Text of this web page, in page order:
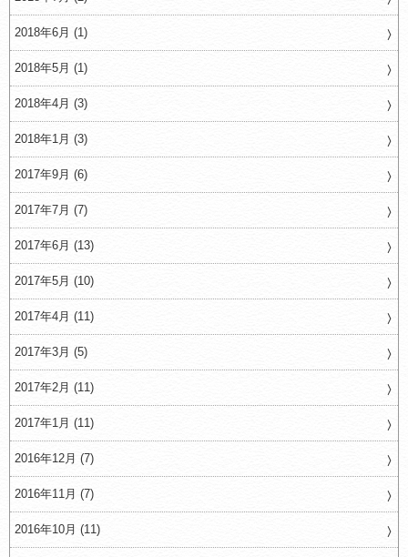
2018年6月 (1)
2018年5月 (1)
2018年4月 (3)
2018年1月 (3)
2017年9月 (6)
2017年7月 (7)
2017年6月 (13)
2017年5月 (10)
2017年4月 (11)
2017年3月 (5)
2017年2月 (11)
2017年1月 (11)
2016年12月 (7)
2016年11月 (7)
2016年10月 (11)